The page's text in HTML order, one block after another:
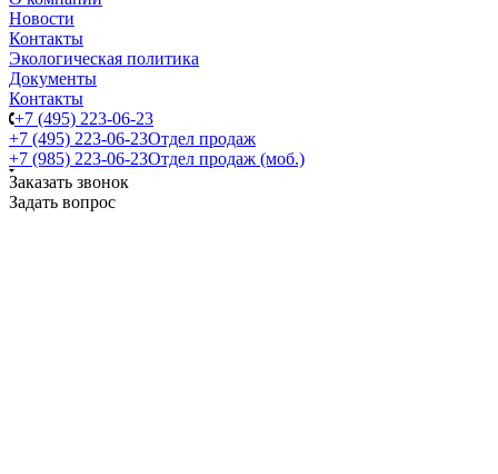
Новости
Контакты
Экологическая политика
Документы
Контакты
+7 (495) 223-06-23
+7 (495) 223-06-23Отдел продаж
+7 (985) 223-06-23Отдел продаж (моб.)
Заказать звонок
Задать вопрос